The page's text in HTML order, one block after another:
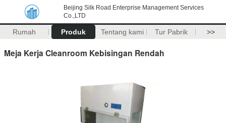
Beijing Silk Road Enterprise Management Services
Co.,LTD
Rumah Produk Tentang kami Tur Pabrik >>
Meja Kerja Cleanroom Kebisingan Rendah